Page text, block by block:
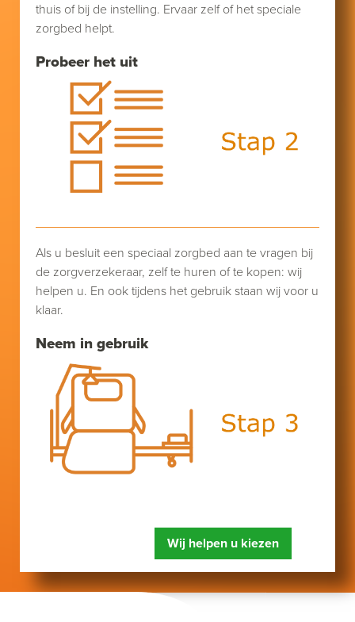
Probeer het uit
thuis of bij de instelling. Ervaar zelf of het speciale
zorgbed helpt.
Neem in gebruik
Als u besluit een speciaal zorgbed aan te vragen bij
de zorgverzekeraar, zelf te huren of te kopen: wij
helpen u. En ook tijdens het gebruik staan wij voor u
klaar.
Wij helpen u kiezen